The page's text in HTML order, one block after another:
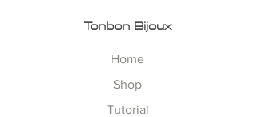
Tonbon Bijoux
Home
Shop
Tutorial